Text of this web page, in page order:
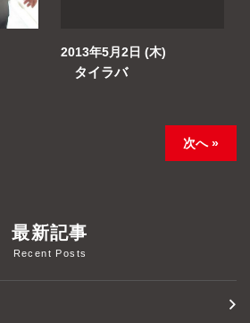
2013年5月2日 (木)
タイラバ
次へ »
最新記事
Recent Posts